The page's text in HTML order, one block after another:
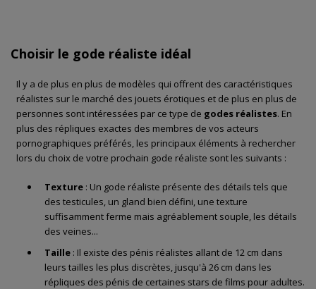
Choisir le gode réaliste idéal
Il y a de plus en plus de modèles qui offrent des caractéristiques
réalistes sur le marché des jouets érotiques et de plus en plus de
personnes sont intéressées par ce type de godes réalistes. En
plus des répliques exactes des membres de vos acteurs
pornographiques préférés, les principaux éléments à rechercher
lors du choix de votre prochain gode réaliste sont les suivants :
Texture : Un gode réaliste présente des détails tels que
des testicules, un gland bien défini, une texture
suffisamment ferme mais agréablement souple, les détails
des veines...
Taille : Il existe des pénis réalistes allant de 12 cm dans
leurs tailles les plus discrètes, jusqu'à 26 cm dans les
répliques des pénis de certaines stars de films pour adultes.